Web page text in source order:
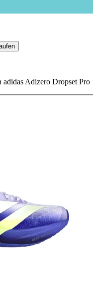
adidas Adizero Dropset Pro